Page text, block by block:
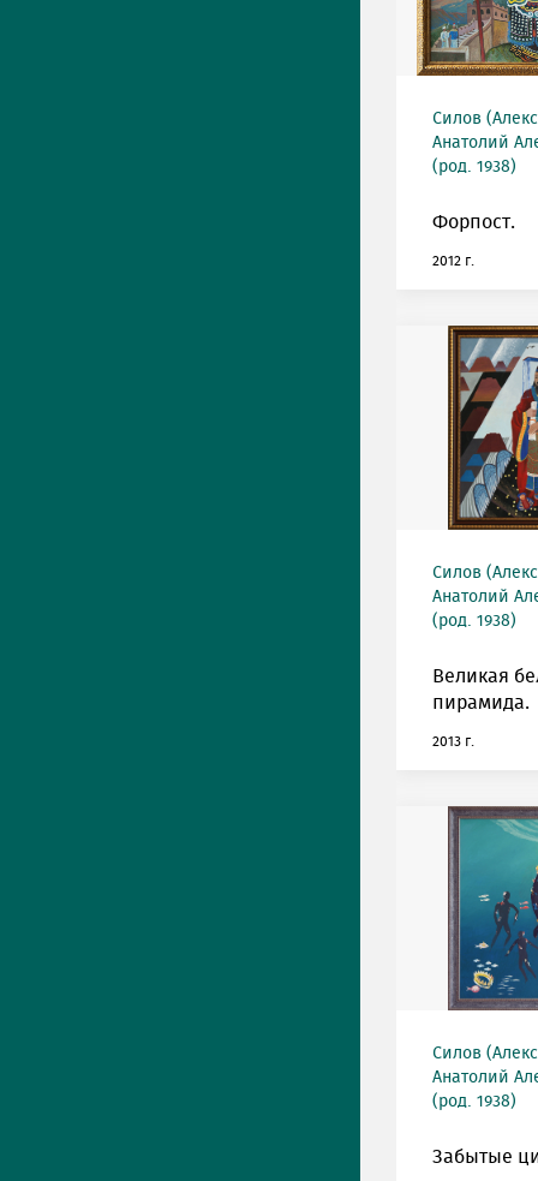
Силов
Анатолий
(род. 1938)
Форпост.
2012 г.
Силов
Анатолий
(род. 1938)
Великая
пирамида.
2013 г.
Силов
Анатолий
(род. 1938)
Забытые